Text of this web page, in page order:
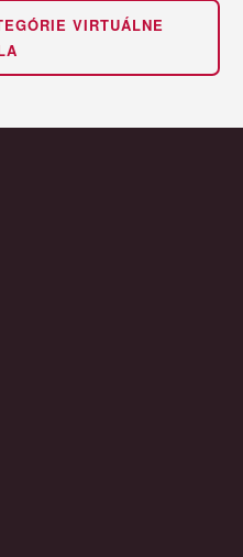
VIRTUÁLNE